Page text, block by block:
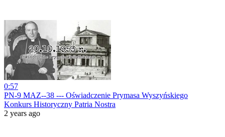
0:57
PN-9 MAZ--38 --- Oświadczenie Prymasa Wyszyńskiego
Konkurs Historyczny Patria Nostra
2 years ago